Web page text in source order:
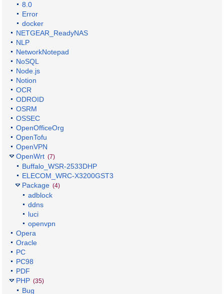
8.0
Error
docker
NETGEAR_ReadyNAS
NLP
NetworkNotepad
NoSQL
Node.js
Notion
OCR
ODROID
OSRM
OSSEC
OpenOfficeOrg
OpenTofu
OpenVPN
OpenWrt (7)
Buffalo_WSR-2533DHP
ELECOM_WRC-X3200GST3
Package (4)
adblock
ddns
luci
openvpn
Opera
Oracle
PC
PC98
PDF
PHP (35)
Bug